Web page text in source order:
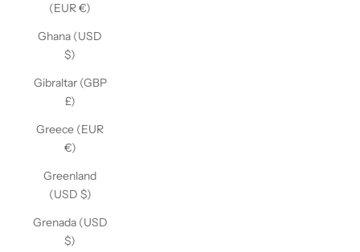
(EUR €)
Ghana (USD
$)
Gibraltar (GBP
£)
Greece (EUR
€)
Greenland
(USD $)
Grenada (USD
$)